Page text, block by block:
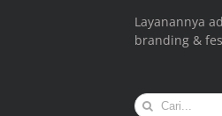
Layanannya
branding &
Search